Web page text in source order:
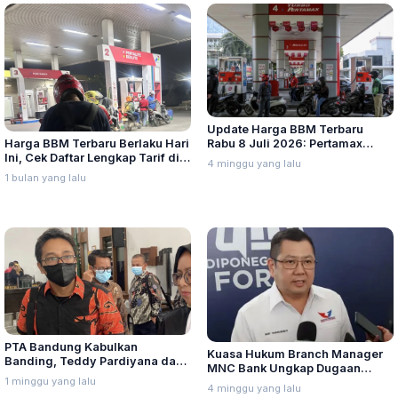
Harga BBM Terbaru Berlaku Hari
Ini, Cek Daftar Lengkap Tarif di
Seluruh Indonesia
1 bulan yang lalu
Update Harga BBM Terbaru
Rabu 8 Juli 2026: Pertamax
Turbo, Dexlite, dan Pertamina
Dex Turun
4 minggu yang lalu
PTA Bandung Kabulkan
Banding, Teddy Pardiyana dan
Bintang Ditetapkan Ahli Waris
Lina Jubaedah
1 minggu yang lalu
Kuasa Hukum Branch Manager
MNC Bank Ungkap Dugaan
Penganiayaan oleh Hary Tanoe
4 minggu yang lalu